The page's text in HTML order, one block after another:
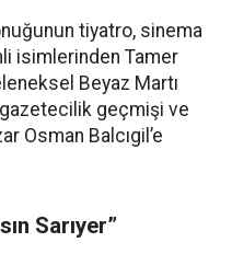
tiyatro, sinema
isimlerinden Tamer
Beyaz Martı
gazetecilik geçmişi ve
Osman Balcıgil’e
Sarıyer”